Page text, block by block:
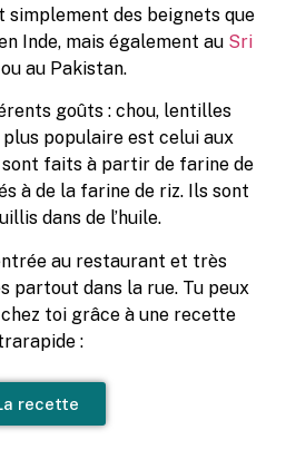
simplement des beignets que
Inde, mais également au Sri
ou au Pakistan.
goûts : chou, lentilles
plus populaire est celui aux
sont faits à partir de farine de
à de la farine de riz. Ils sont
dans de l’huile.
au restaurant et très
partout dans la rue. Tu peux
toi grâce à une recette
:
recette